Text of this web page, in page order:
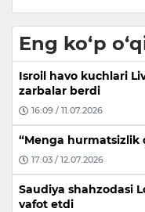
Eng ko‘p
Isroil havo kuchlari
zarbalar berdi
16:09 / 11.07.2026
“Menga hurmatsizlik
17:03 / 12.07.2026
Saudiya shahzodasi
vafot etdi